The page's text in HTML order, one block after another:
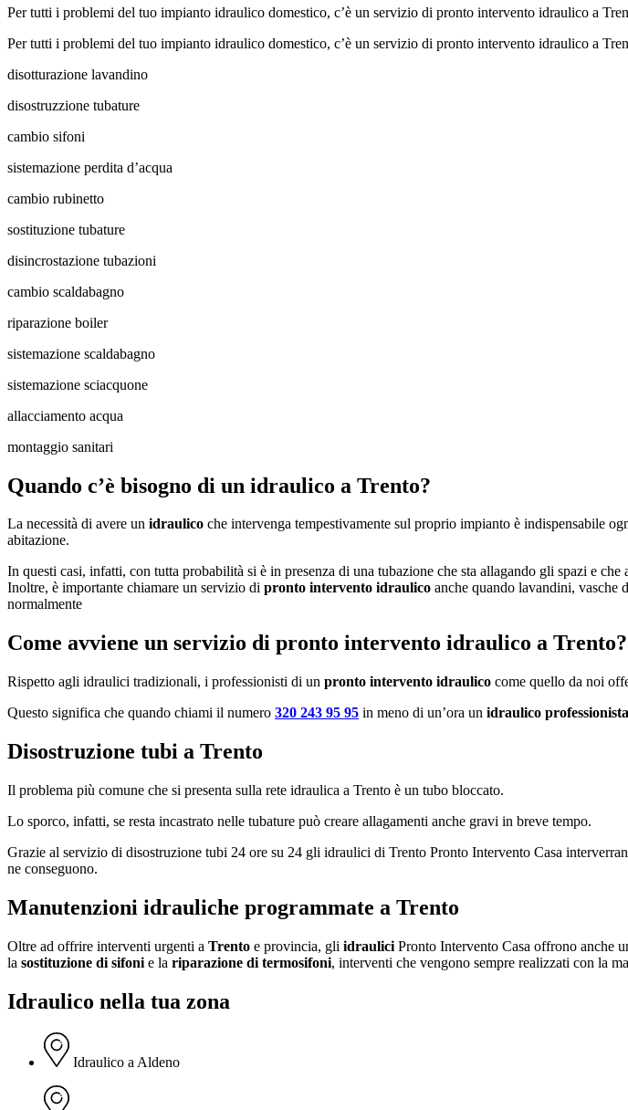
Per tutti i problemi del tuo impianto idraulico domestico, c’è un servizio di pronto intervento idraulico a
Per tutti i problemi del tuo impianto idraulico domestico, c’è un servizio di pronto intervento idraulico a
disotturazione lavandino
disostruzzione tubature
cambio sifoni
sistemazione perdita d’acqua
cambio rubinetto
sostituzione tubature
disincrostazione tubazioni
cambio scaldabagno
riparazione boiler
sistemazione scaldabagno
sistemazione sciacquone
allacciamento acqua
montaggio sanitari
Quando c’è bisogno di un idraulico a Trento?
La necessità di avere un idraulico che intervenga tempestivamente sul proprio impianto è indispensabile
abitazione.
In questi casi, infatti, con tutta probabilità si è in presenza di una tubazione che sta allagando gli spazi e
Inoltre, è importante chiamare un servizio di pronto intervento idraulico anche quando lavandini, vasche
normalmente
Come avviene un servizio di pronto intervento idraulico a Trento?
Rispetto agli idraulici tradizionali, i professionisti di un pronto intervento idraulico come quello da noi
Questo significa che quando chiami il numero 320 243 95 95 in meno di un’ora un idraulico professionista
Disostruzione tubi a Trento
Il problema più comune che si presenta sulla rete idraulica a Trento è un tubo bloccato.
Lo sporco, infatti, se resta incastrato nelle tubature può creare allagamenti anche gravi in breve tempo.
Grazie al servizio di disostruzione tubi 24 ore su 24 gli idraulici di Trento Pronto Intervento Casa
ne conseguono.
Manutenzioni idrauliche programmate a Trento
Oltre ad offrire interventi urgenti a Trento e provincia, gli idraulici Pronto Intervento Casa offrono anche
la sostituzione di sifoni e la riparazione di termosifoni, interventi che vengono sempre realizzati con la
Idraulico nella tua zona
Idraulico a Aldeno